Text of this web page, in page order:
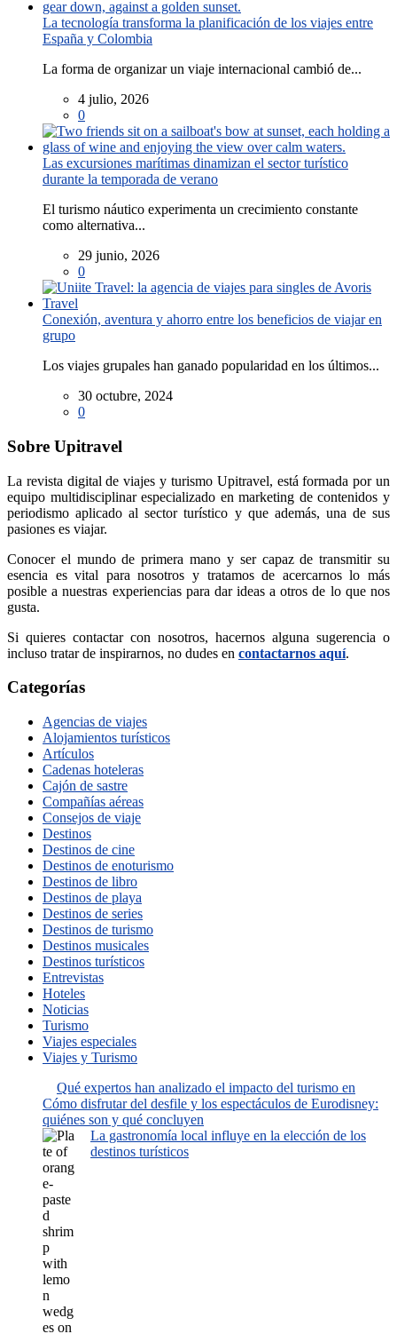
La tecnología transforma la planificación de los viajes entre
España y Colombia
La forma de organizar un viaje internacional cambió de...
4 julio, 2026
0
Las excursiones marítimas dinamizan el sector turístico
durante la temporada de verano
El turismo náutico experimenta un crecimiento constante
como alternativa...
29 junio, 2026
0
Conexión, aventura y ahorro entre los beneficios de viajar en
grupo
Los viajes grupales han ganado popularidad en los últimos...
30 octubre, 2024
0
Sobre Upitravel
La revista digital de viajes y turismo Upitravel, está formada por un
equipo multidisciplinar especializado en marketing de contenidos y
periodismo aplicado al sector turístico y que además, una de sus
pasiones es viajar.
Conocer el mundo de primera mano y ser capaz de transmitir su
esencia es vital para nosotros y tratamos de acercarnos lo más
posible a nuestras experiencias para dar ideas a otros de lo que nos
gusta.
Si quieres contactar con nosotros, hacernos alguna sugerencia o
incluso tratar de inspirarnos, no dudes en contactarnos aquí.
Categorías
Agencias de viajes
Alojamientos turísticos
Artículos
Cadenas hoteleras
Cajón de sastre
Compañías aéreas
Consejos de viaje
Destinos
Destinos de cine
Destinos de enoturismo
Destinos de libro
Destinos de playa
Destinos de series
Destinos de turismo
Destinos musicales
Destinos turísticos
Entrevistas
Hoteles
Noticias
Turismo
Viajes especiales
Viajes y Turismo
Qué expertos han analizado el impacto del turismo en
Cómo disfrutar del desfile y los espectáculos de Eurodisney:
quiénes son y qué concluyen
La gastronomía local influye en la elección de los
destinos turísticos